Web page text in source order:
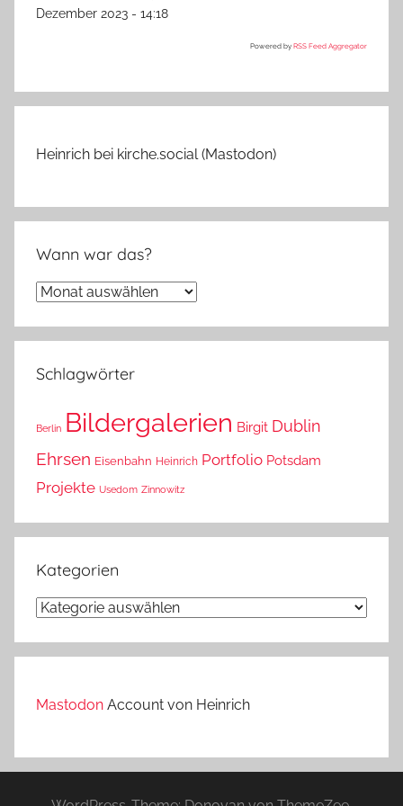
Dezember 2023 - 14:18
Powered by RSS Feed Aggregator
Heinrich bei kirche.social (Mastodon)
Wann war das?
Wann
das?
Schlagwörter
Berlin Bildergalerien Birgit Dublin
Ehrsen Eisenbahn Heinrich Portfolio Potsdam
Projekte Usedom Zinnowitz
Kategorien
Kategorien
Mastodon Account von Heinrich